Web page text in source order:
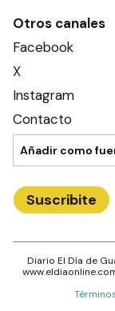
Otros canales
Facebook
X
Instagram
Contacto
Añadir como
Suscribite
Diario El Día de
www.